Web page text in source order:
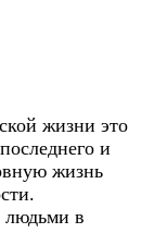
жизни это
и
жизнь
людьми в